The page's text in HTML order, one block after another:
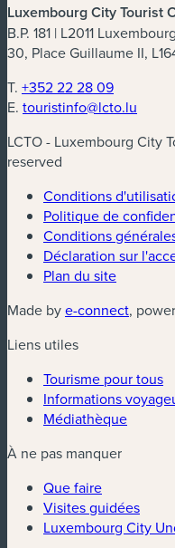
Luxembourg City Tourist
B.P. 181 | L2011 Luxembourg
30, Place Guillaume II,
T. +352 22 28 09
E. touristinfo@lcto.lu
LCTO - Luxembourg City
reserved
Conditions
Politique de
Conditions
Déclaration sur
Plan du site
Made bye-connect,
Liens utiles
Tourisme pour tous
Informations
Médiathèque
À ne pas manquer
Que faire
Visites guidées
Luxembourg City